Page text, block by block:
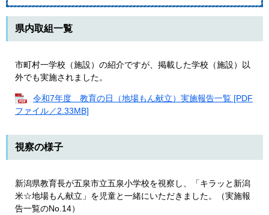
県内取組一覧
市町村一学校（施設）の紹介ですが、掲載した学校（施設）以
外でも実施されました。
令和7年度 教育の日（地場もん献立）実施報告一覧 [PDF
ファイル／2.33MB]
視察の様子
新潟県教育長が五泉市立五泉小学校を視察し、「キラッと新潟
米☆地場もん献立」を児童と一緒にいただきました。（実施報
告一覧のNo.14）